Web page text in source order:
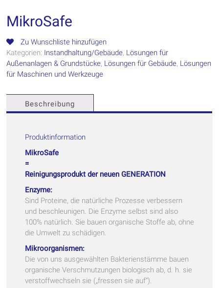
MikroSafe
Zu Wunschliste hinzufügen
Kategorien: Instandhaltung/Gebäude, Lösungen für
Außenanlagen & Grundstücke, Lösungen für Gebäude, Lösungen
für Maschinen und Werkzeuge
Beschreibung
Produktinformation
MikroSafe
=
Reinigungsprodukt der neuen GENERATION
Enzyme:
Sind Proteine, die natürliche Prozesse verbessern
und beschleunigen. Die Enzyme selbst sind also
100% natürlich. Sie bauen organische Stoffe ab, ohne
die Umwelt zu schädigen.
Mikroorganismen:
Die von uns ausgewählten Bakterienstämme bauen
organische Verschmutzungen biologisch ab, d. h. sie
verstoffwechseln sie („fressen sie auf“).